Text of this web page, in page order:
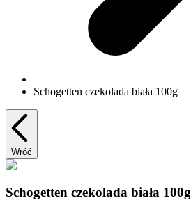
Schogetten czekolada biała 100g
Wróć
Schogetten czekolada biała 100g